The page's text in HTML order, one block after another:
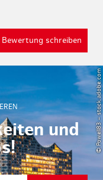
Bewertung schreiben
und
© Powell83 – stock.adobe.com